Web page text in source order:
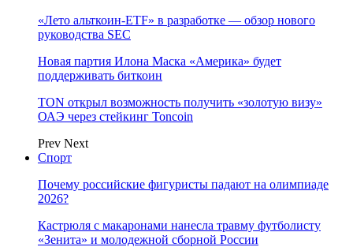
«Лето альткоин-ETF» в разработке — обзор нового
руководства SEC
Новая партия Илона Маска «Америка» будет
поддерживать биткоин
TON открыл возможность получить «золотую визу»
ОАЭ через стейкинг Toncoin
Prev Next
Спорт
Почему российские фигуристы падают на олимпиаде
2026?
Кастрюля с макаронами нанесла травму футболисту
«Зенита» и молодежной сборной России